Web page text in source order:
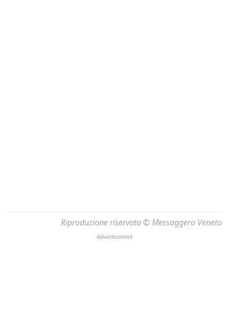
Riproduzione riservata © Messaggero Veneto